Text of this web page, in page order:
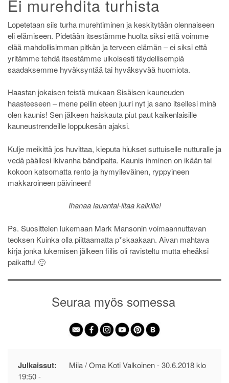
Ei murehdita turhista
Lopetetaan siis turha murehtiminen ja keskitytään olennaiseen
eli elämiseen. Pidetään itsestämme huolta siksi että voimme
elää mahdollisimman pitkän ja terveen elämän – ei siksi että
yritämme tehdä itsestämme ulkoisesti täydellisempiä
saadaksemme hyväksyntää tai hyväksyvää huomiota.
Haastan jokaisen teistä mukaan Sisäisen kauneuden
haasteeseen – mene peilin eteen juuri nyt ja sano itsellesi minä
olen kaunis! Sen jälkeen haiskauta piut paut kaikenlaisille
kauneustrendeille loppukesän ajaksi.
Kulje meikittä jos huvittaa, kieputa hiukset suttuiselle nutturalle ja
vedä päällesi ikivanha bändipaita. Kaunis ihminen on ikään tai
kokoon katsomatta rento ja hymyileväinen, ryppyineen
makkaroineen päivineen!
Ihanaa lauantai-iltaa kaikille!
Ps. Suosittelen lukemaan Mark Mansonin voimaannuttavan
teoksen Kuinka olla piittaamatta p*skaakaan. Aivan mahtava
kirja jonka lukemisen jälkeen fiilis oli ravisteltu mutta eheäksi
paikattu! 🙂
Seuraa myös somessa
Julkaissut: Miia / Oma Koti Valkoinen -30.6.2018 klo
19:50-